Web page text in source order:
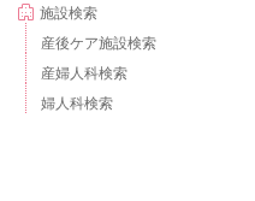
施設検索
産後ケア施設検索
産婦人科検索
婦人科検索